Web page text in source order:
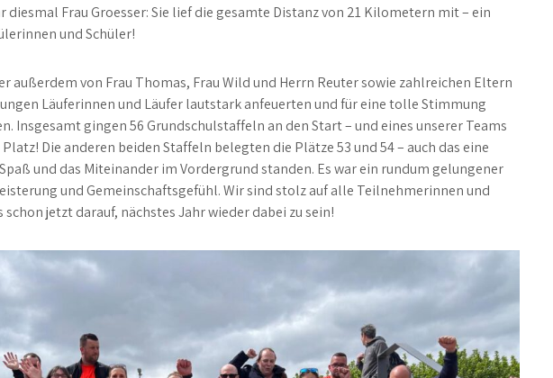
diesmal Frau Groesser: Sie lief die gesamte Distanz von 21 Kilometern mit – ein
und Schüler!
außerdem von Frau Thomas, Frau Wild und Herrn Reuter sowie zahlreichen Eltern
Läuferinnen und Läufer lautstark anfeuerten und für eine tolle Stimmung
Insgesamt gingen 56 Grundschulstaffeln an den Start – und eines unserer Teams
Die anderen beiden Staffeln belegten die Plätze 53 und 54 – auch das eine
und das Miteinander im Vordergrund standen. Es war ein rundum gelungener
und Gemeinschaftsgefühl. Wir sind stolz auf alle Teilnehmerinnen und
jetzt darauf, nächstes Jahr wieder dabei zu sein!